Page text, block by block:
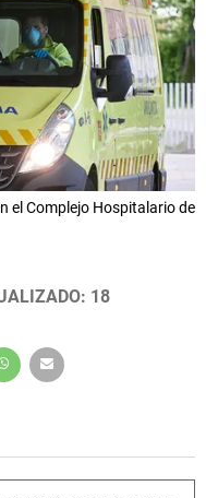
el Complejo Hospitalario de
18